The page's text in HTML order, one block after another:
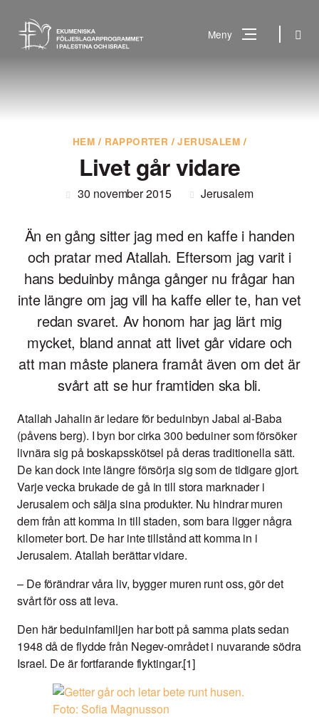
innehåll
Meny Sök
HEM / RAPPORTER /JERUSALEM /
Livet går vidare
30 november 2015 Jerusalem
Än en gång sitter jag med en kaffe i handen
och pratar med Atallah. Eftersom jag varit i
hans beduinby många gånger nu frågar han
inte längre om jag vill ha kaffe eller te, han vet
redan svaret. Av honom har jag lärt mig
mycket, bland annat att livet går vidare och
att man måste planera framåt även om det är
svårt att se hur framtiden ska bli.
Atallah Jahalin är ledare för beduinbyn Jabal al-Baba
(påvens berg). I byn bor cirka 300 beduiner som försöker
livnära sig på boskapsskötsel på deras traditionella sätt.
De kan dock inte längre försörja sig som de tidigare gjort.
Varje vecka brukade de gå in till stora marknader i
Jerusalem och sälja sina produkter. Nu hindrar muren
dem från att komma in till staden, som bara ligger några
kilometer bort. De har inte tillstånd att komma in i
Jerusalem. Atallah berättar vidare.
– De förändrar våra liv, bygger muren runt oss, gör det
svårt för oss att leva.
Den här beduinfamiljen har bott på samma plats sedan
1948 då de flydde från Negev-området i nuvarande södra
Israel. De är fortfarande flyktingar.[1]